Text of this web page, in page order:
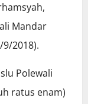
Mandar
2018).
Polewali
ratus enam)